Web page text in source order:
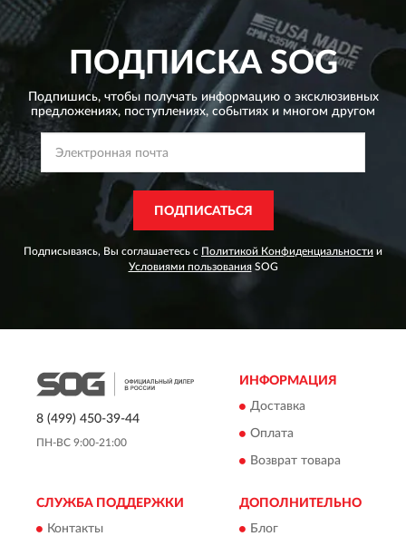
ПОДПИСКАSOG
Подпишись, чтобы получать информацию о эксклюзивных
предложениях, поступлениях, событиях и многом другом
ПОДПИСАТЬСЯ
Подписываясь, Вы соглашаетесь с Политикой Конфиденциальности и
Условиями пользованияSOG
8 (499) 450-39-44
ПН-ВС 9:00-21:00
ИНФОРМАЦИЯ
Доставка
Оплата
Возврат товара
СЛУЖБА ПОДДЕРЖКИ
Контакты
ДОПОЛНИТЕЛЬНО
Блог